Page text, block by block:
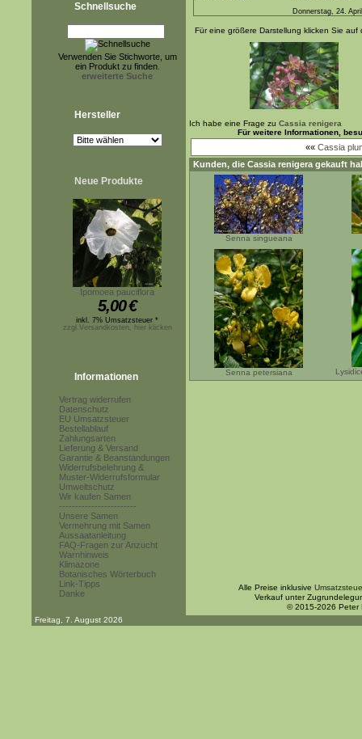
Schnellsuche
Verwenden Sie Stichworte, um
ein Produkt zu finden.
erweiterte Suche
Hersteller
Neue Produkte
Ipomoea pauciflora
5,00€
inkl. 7% Umsatzsteuer *
zzgl.Versandkosten, hier klicken
Informationen
Vertrag widerrufen
Datenschutz
EU Umsatzsteuer
Bestellablauf
Zahlungsarten
Lieferung & Versand
Garantie & Beanstandungen
Widerrufsbelehrung &
Muster-Widerrufsformular
Umweltschutz
Wir kaufen Samen
------------------------
Unsere Samen
Vermehrung mit Samen
Aussaatanleitung
FAQ-Fragen zur Anzucht
Warnhinweis
Klimazone
Botanisches Wörterbuch
Link-Tipps
Danke
Donnerstag, 24.
Für eine größere Darstellung klicken Sie auf
Ich habe eine Frage zu Cassia renigera
Für weitere Informationen,
«« Cassia
Kunden, die Cassia renigera gekauft
Senna singueana
Senna petersiana
Alle Preise inklusive
Verkauf unter
© 2015-2026 Peter
Freitag, 7. August 2026